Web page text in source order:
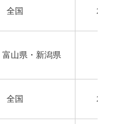
全国 250
富山県・新潟県
全国 270